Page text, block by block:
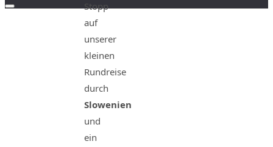
Stopp
auf
unserer
kleinen
Rundreise
durch
Slowenien
und
ein